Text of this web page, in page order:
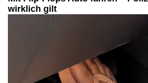
wirklich gilt